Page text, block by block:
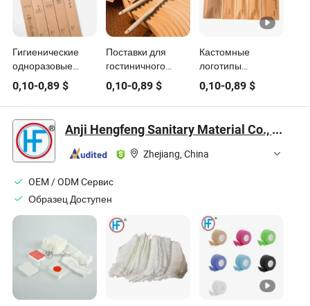
Гигиенические
одноразовые
санитарные
продукты для
отелей
0,10-0,89 $
Поставки для
гостиничного
бизнеса:
одноразовые и
многоразовые
продукты для
отелей и курортов
0,10-0,89$
Кастомные
логотипы
гостиничных
принадлежностей,
печатные
одноразовые
продукты для
гостей
0,10-0,89$
Anji Hengfeng Sanitary Material Co., Ltd.
Zhejiang, China
OEM / ODM Cервис
Образец Доступен